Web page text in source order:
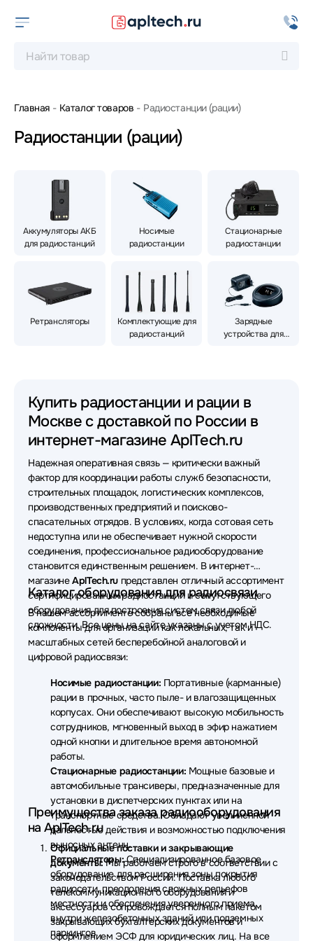
Главная Каталог товаров Радиостанции (рации)
Радиостанции (рации)
Аккумуляторы АКБ
для радиостанций
Носимые
радиостанции
Стационарные
радиостанции
Ретрансляторы
Комплектующие для
радиостанций
Зарядные
устройства для
Купить радиостанции и рации в
Москве с доставкой по России в
интернет-магазине AplTech.ru
Надежная оперативная связь — критически важный
фактор для координации работы служб безопасности,
строительных площадок, логистических комплексов,
производственных предприятий и поисково-
спасательных отрядов. В условиях, когда сотовая сеть
недоступна или не обеспечивает нужной скорости
соединения, профессиональное радиооборудование
становится единственным решением. В интернет-
магазинеAplTech.ru представлен отличный ассортимент
сертифицированных радиостанций и сопутствующего
оборудования для построения систем связи любой
сложности. Все цены на сайте указаны с учетом НДС.
Каталог оборудования для радиосвязи
В нашем ассортименте собраны все необходимые
компоненты для организации как локальных, так и
масштабных сетей бесперебойной аналоговой и
цифровой радиосвязи:
Носимые радиостанции: Портативные (карманные)
рации в прочных, часто пыле- и влагозащищенных
корпусах. Они обеспечивают высокую мобильность
сотрудников, мгновенный выход в эфир нажатием
одной кнопки и длительное время автономной
работы.
Стационарные радиостанции: Мощные базовые и
автомобильные трансиверы, предназначенные для
установки в диспетчерских пунктах или на
транспортные средства. Обладают увеличенной
дальностью действия и возможностью подключения
выносных антенн.
Ретрансляторы:Специализированное базовое
оборудование для расширения зоны покрытия
радиосети, преодоления сложных рельефов
местности и обеспечения уверенного приема
внутри железобетонных зданий или подземных
паркингов.
Преимущества заказа радиооборудования
на AplTech.ru
Официальные поставки и закрывающие
документы:Мы работаем строго в соответствии с
законодательством России. Поставка любого
телекоммуникационного оборудования и
аксессуаров сопровождается полным пакетом
закрывающих бухгалтерских документов и
оформлением ЭСФ для юридических лиц. На все